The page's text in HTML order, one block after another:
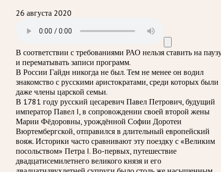
26 августа 2020
В соответствии с требованиями РАО нельзя ставить на
и перематывать записи программ.
В России Гайдн никогда не был. Тем не менее он водил
знакомство с русскими аристократами, среди которых были
даже члены царской семьи.
В 1781 году русский цесаревич Павел Петрович, будущий
император Павел I, в сопровождении своей второй жены
Марии Фёдоровны, урождённой Софии Доротеи
Вюртембергской, отправился в длительный европейский
вояж. Историки часто сравнивают эту поездку с «Великим
посольством» Петра I. Во-первых, путешествие
двадцатисемилетнего великого князя и его